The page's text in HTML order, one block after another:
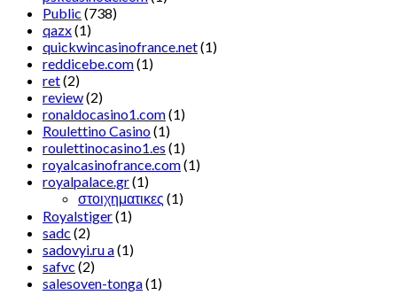
Public (738)
qazx(1)
quickwincasinofrance.net(1)
reddicebe.com(1)
ret(2)
review(2)
ronaldocasino1.com(1)
Roulettino Casino(1)
roulettinocasino1.es (1)
royalcasinofrance.com(1)
royalpalace.gr(1)
στοιχηματικες (1)
Royalstiger(1)
sadc (2)
sadovyi.ru a(1)
safvc (2)
salesoven-tonga(1)